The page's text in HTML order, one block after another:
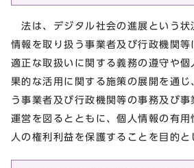
法は、デジタル社会の進展という状
情報を取り扱う事業者及び行政機関等
適正な取扱いに関する義務の遵守や個
果的な活用に関する施策の展開を通じ
う事業者及び行政機関等の事務及び
運営を図るとともに、個人情報の有用
人の権利利益を保護することを目的と